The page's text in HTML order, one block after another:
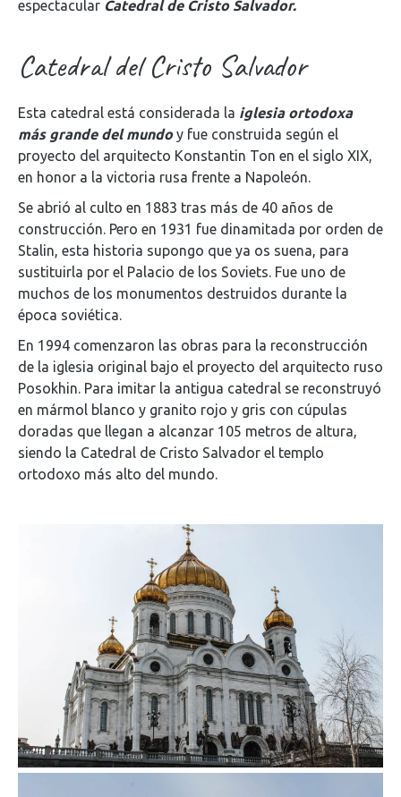
espectacular Catedral de Cristo Salvador.
Catedral del Cristo Salvador
Esta catedral está considerada la iglesia ortodoxa
más grande del mundoy fue construida según el
proyecto del arquitecto Konstantin Ton en el siglo XIX,
en honor a la victoria rusa frente a Napoleón.
Se abrió al culto en 1883 tras más de 40 años de
construcción. Pero en 1931 fue dinamitada por orden de
Stalin, esta historia supongo que ya os suena, para
sustituirla por el Palacio de los Soviets. Fue uno de
muchos de los monumentos destruidos durante la
época soviética.
En 1994 comenzaron las obras para la reconstrucción
de la iglesia original bajo el proyecto del arquitecto ruso
Posokhin. Para imitar la antigua catedral se reconstruyó
en mármol blanco y granito rojo y gris con cúpulas
doradas que llegan a alcanzar 105 metros de altura,
siendo la Catedral de Cristo Salvador el templo
ortodoxo más alto del mundo.